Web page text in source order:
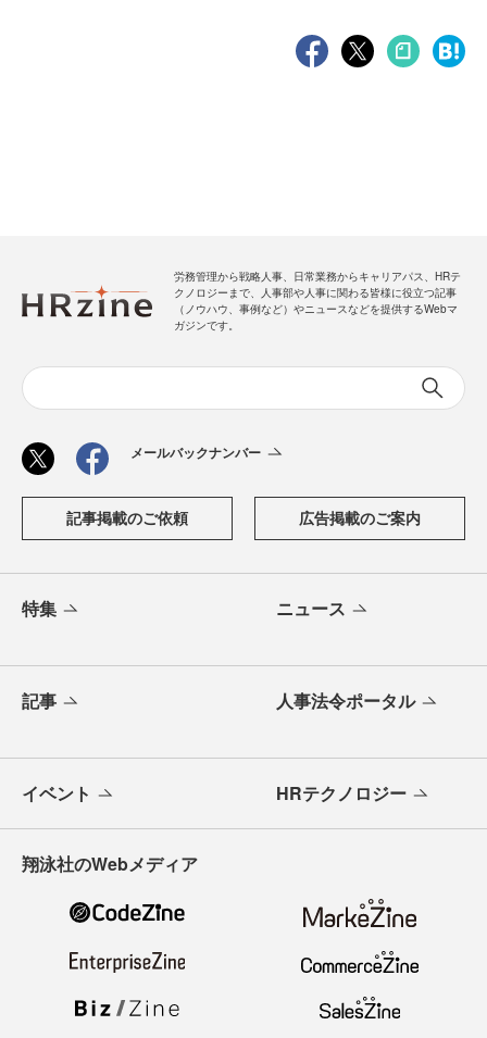
労務管理から戦略人事、日常業務からキャリアパス、HRテ
クノロジーまで、人事部や人事に関わる皆様に役立つ記事
（ノウハウ、事例など）やニュースなどを提供するWebマ
ガジンです。
メールバックナンバー
記事掲載のご依頼 広告掲載のご案内
特集 ニュース
記事 人事法令ポータル
イベント HRテクノロジー
翔泳社のWebメディア